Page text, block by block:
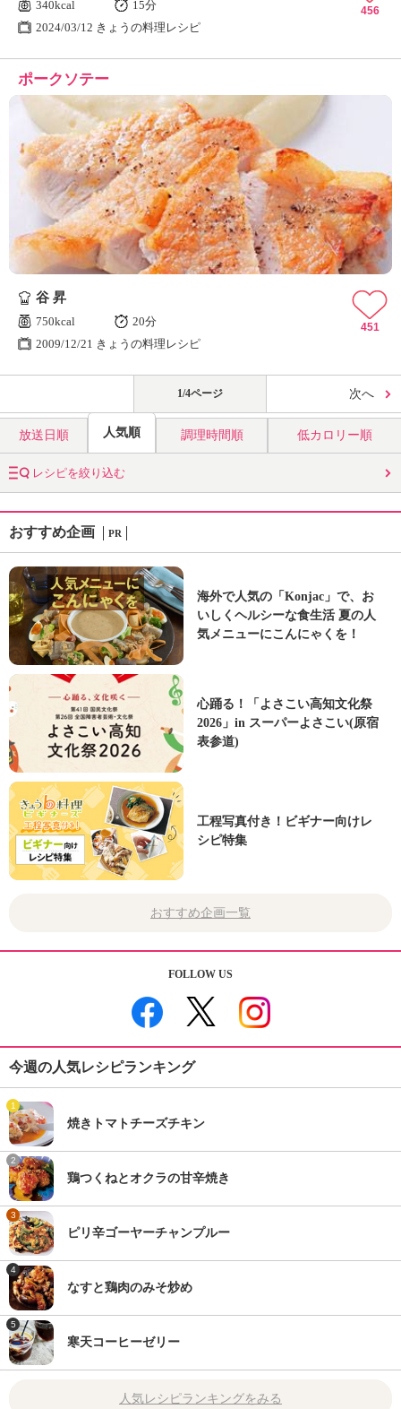
340kcal
15分
2024/03/12 きょうの料理レシピ
456
ポークソテー
谷 昇
750kcal
20分
2009/12/21 きょうの料理レシピ
451
1/4ページ 次へ
放送日順 人気順 調理時間順 低カロリー順
レシピを絞り込む
おすすめ企画 PR
海外で人気の「Konjac」で、お
いしくヘルシーな食生活 夏の人
気メニューにこんにゃくを！
心踊る！「よさこい高知文化祭
2026」in スーパーよさこい(原宿
表参道)
工程写真付き！ビギナー向けレ
シピ特集
おすすめ企画一覧
FOLLOW US
今週の人気レシピランキング
1
焼きトマトチーズチキン
2
鶏つくねとオクラの甘辛焼き
3
ピリ辛ゴーヤーチャンプルー
4
なすと鶏肉のみそ炒め
5
寒天コーヒーゼリー
人気レシピランキングをみる